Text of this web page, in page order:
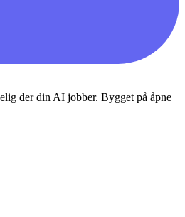
der din AI jobber. Bygget på åpne